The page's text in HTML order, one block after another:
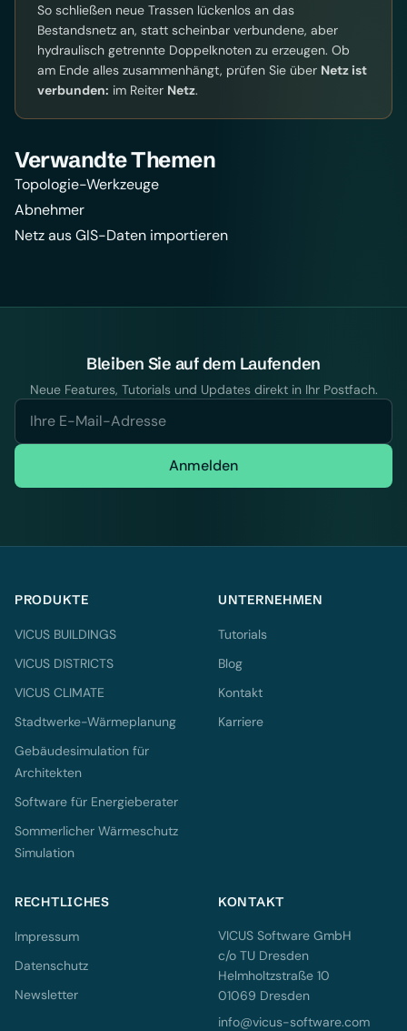
So schließen neue Trassen lückenlos an das
Bestandsnetz an, statt scheinbar verbundene, aber
hydraulisch getrennte Doppelknoten zu erzeugen. Ob
am Ende alles zusammenhängt, prüfen Sie über Netz ist
verbunden: im Reiter Netz.
Verwandte Themen
Topologie-Werkzeuge
Abnehmer
Netz aus GIS-Daten importieren
Bleiben Sie auf dem Laufenden
Neue Features, Tutorials und Updates direkt in Ihr Postfach.
Anmelden
PRODUKTE
VICUS BUILDINGS
VICUS DISTRICTS
VICUS CLIMATE
Stadtwerke-Wärmeplanung
Gebäudesimulation für
Architekten
Software für Energieberater
Sommerlicher Wärmeschutz
Simulation
UNTERNEHMEN
Tutorials
Blog
Kontakt
Karriere
RECHTLICHES
Impressum
Datenschutz
Newsletter
KONTAKT
VICUS Software GmbH
c/o TU Dresden
Helmholtzstraße 10
01069 Dresden
info@vicus-software.com